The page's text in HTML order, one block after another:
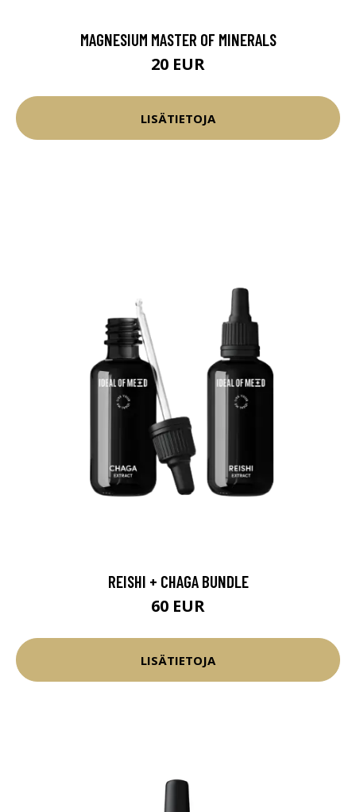
MAGNESIUM MASTER OF MINERALS
20 EUR
LISÄTIETOJA
REISHI + CHAGA BUNDLE
60 EUR
LISÄTIETOJA